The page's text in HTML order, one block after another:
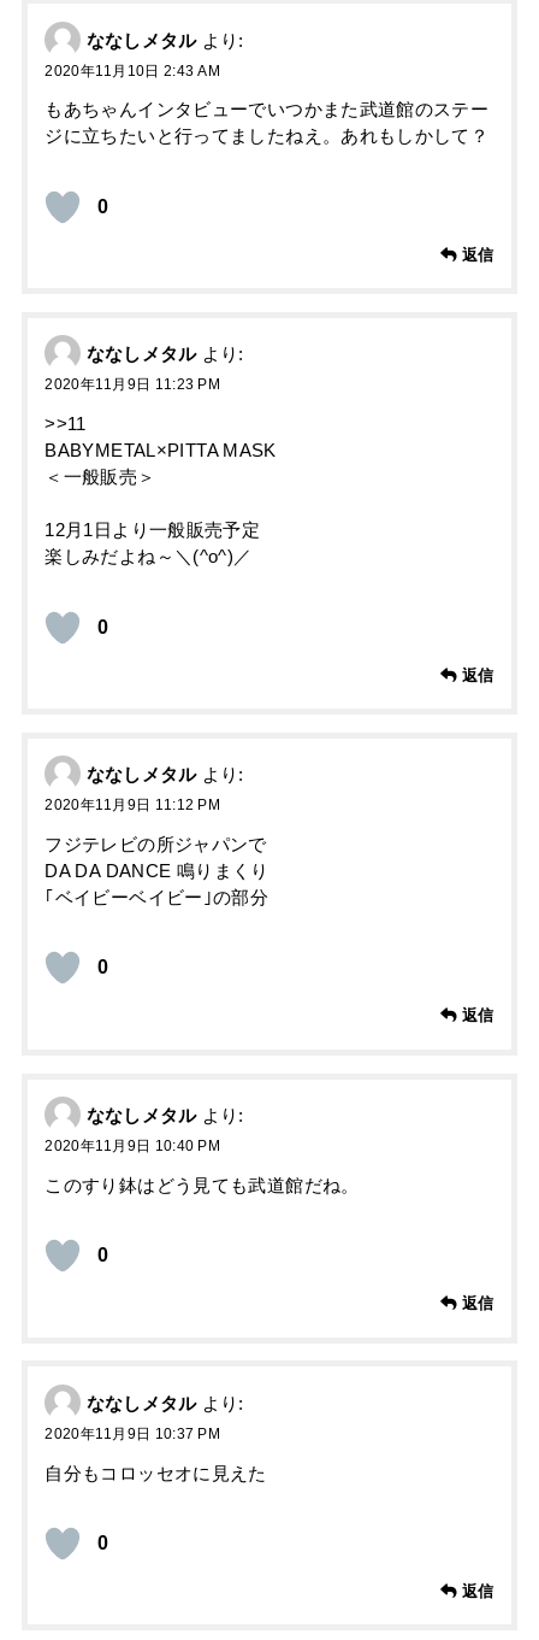
ななしメタル より:
2020年11月10日 2:43 AM
もあちゃんインタビューでいつかまた武道館のステー
ジに立ちたいと行ってましたねえ。あれもしかして？
0
返信
ななしメタル より:
2020年11月9日 11:23 PM
>>11
BABYMETAL×PITTA MASK
＜一般販売＞
12月1日より一般販売予定
楽しみだよね～＼(^o^)／
0
返信
ななしメタル より:
2020年11月9日 11:12 PM
フジテレビの所ジャパンで
DA DA DANCE 鳴りまくり
｢ベイビーベイビー｣の部分
0
返信
ななしメタル より:
2020年11月9日 10:40 PM
このすり鉢はどう見ても武道館だね。
0
返信
ななしメタル より:
2020年11月9日 10:37 PM
自分もコロッセオに見えた
0
返信